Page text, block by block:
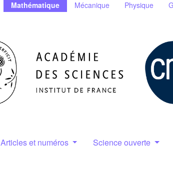
Mathématique Mécanique Physique
Articles et numéros Science ouverte